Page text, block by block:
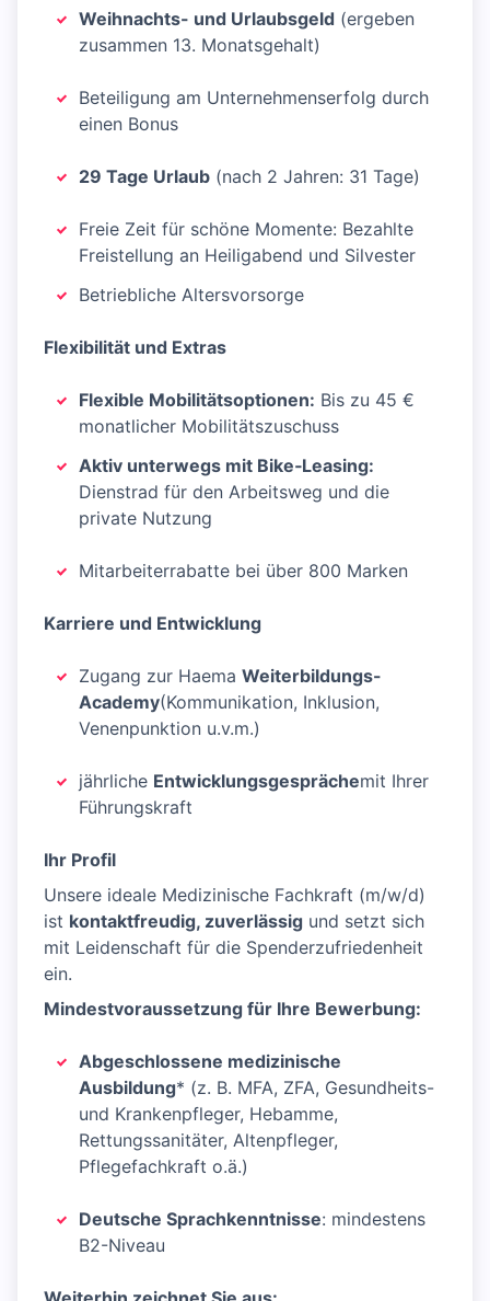
Weihnachts- und Urlaubsgeld (ergeben
zusammen 13. Monatsgehalt)
Beteiligung am Unternehmenserfolg durch
einen Bonus
29 Tage Urlaub (nach 2 Jahren: 31 Tage)
Freie Zeit für schöne Momente: Bezahlte
Freistellung an Heiligabend und Silvester
Betriebliche Altersvorsorge
Flexibilität und Extras
Flexible Mobilitätsoptionen: Bis zu 45 €
monatlicher Mobilitätszuschuss
Aktiv unterwegs mit Bike‑Leasing:
Dienstrad für den Arbeitsweg und die
private Nutzung
Mitarbeiterrabatte bei über 800 Marken
Karriere und Entwicklung
Zugang zur Haema Weiterbildungs-
Academy(Kommunikation, Inklusion,
Venenpunktion u.v.m.)
jährliche Entwicklungsgesprächemit Ihrer
Führungskraft
Ihr Profil
Unsere ideale Medizinische Fachkraft (m/w/d)
ist kontaktfreudig, zuverlässig und setzt sich
mit Leidenschaft für die Spenderzufriedenheit
ein.
Mindestvoraussetzung für Ihre Bewerbung:
Abgeschlossene medizinische
Ausbildung* (z. B. MFA, ZFA, Gesundheits-
und Krankenpfleger, Hebamme,
Rettungssanitäter, Altenpfleger,
Pflegefachkraft o.ä.)
Deutsche Sprachkenntnisse: mindestens
B2-Niveau